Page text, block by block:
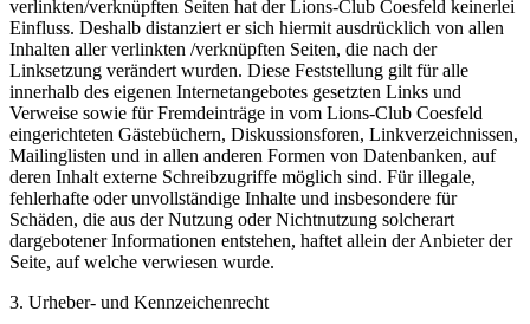
verlinkten/verknüpften Seiten hat der Lions-Club Coesfeld keinerlei
Einfluss. Deshalb distanziert er sich hiermit ausdrücklich von allen
Inhalten aller verlinkten /verknüpften Seiten, die nach der
Linksetzung verändert wurden. Diese Feststellung gilt für alle
innerhalb des eigenen Internetangebotes gesetzten Links und
Verweise sowie für Fremdeinträge in vom Lions-Club Coesfeld
eingerichteten Gästebüchern, Diskussionsforen, Linkverzeichnissen,
Mailinglisten und in allen anderen Formen von Datenbanken, auf
deren Inhalt externe Schreibzugriffe möglich sind. Für illegale,
fehlerhafte oder unvollständige Inhalte und insbesondere für
Schäden, die aus der Nutzung oder Nichtnutzung solcherart
dargebotener Informationen entstehen, haftet allein der Anbieter der
Seite, auf welche verwiesen wurde.
3. Urheber- und Kennzeichenrecht